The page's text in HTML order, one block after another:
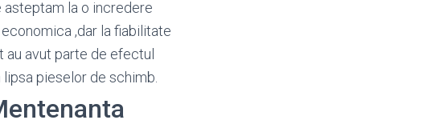
asteptam la o incredere
,dar la fiabilitate
avut parte de efectul
pieselor de schimb.